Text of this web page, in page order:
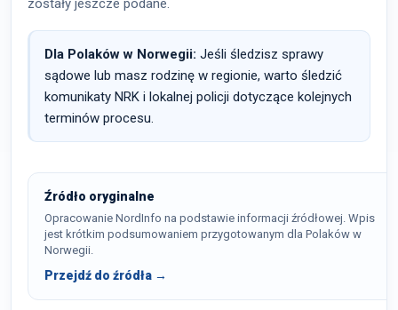
zostały jeszcze podane.
Dla Polaków w Norwegii: Jeśli śledzisz sprawy
sądowe lub masz rodzinę w regionie, warto śledzić
komunikaty NRK i lokalnej policji dotyczące kolejnych
terminów procesu.
Źródło oryginalne
Opracowanie NordInfo na podstawie informacji źródłowej. Wpis
jest krótkim podsumowaniem przygotowanym dla Polaków w
Norwegii.
Przejdź do źródła →